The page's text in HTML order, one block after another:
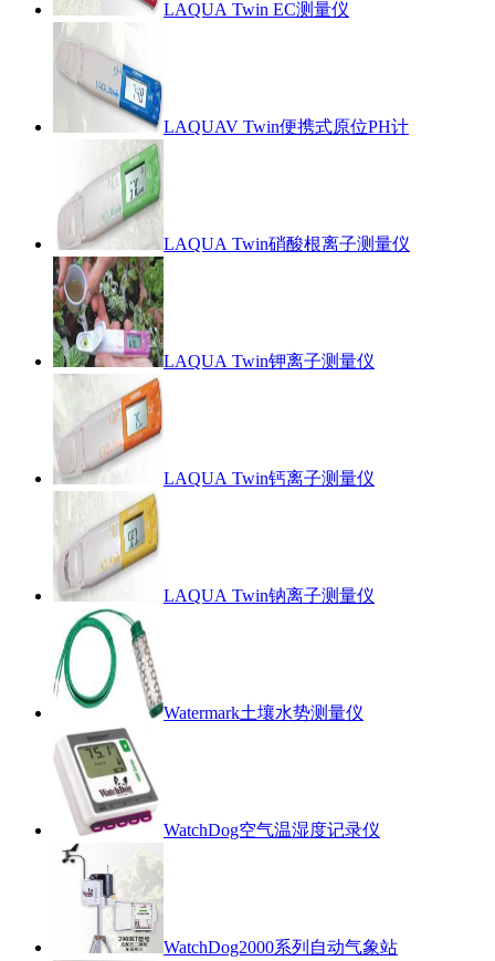
LAQUA Twin EC测量仪
LAQUAV Twin便携式原位PH计
LAQUA Twin硝酸根离子测量仪
LAQUA Twin钾离子测量仪
LAQUA Twin钙离子测量仪
LAQUA Twin钠离子测量仪
Watermark土壤水势测量仪
WatchDog空气温湿度记录仪
WatchDog2000系列自动气象站